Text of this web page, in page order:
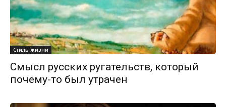
Стиль жизни
Смысл русских ругательств, который
почему-то был утрачен